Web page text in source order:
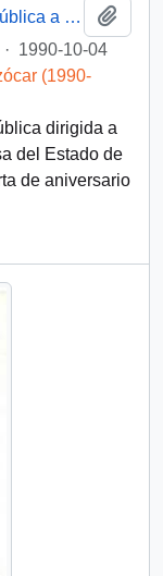
[Carta de S.E El Presidente de la República a Ministro de Defensa de Qatar ]
· 1990-10-04
(1990-
dirigida a
del Estado de
de aniversario